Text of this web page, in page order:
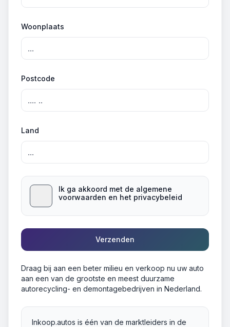
Woonplaats
Postcode
Land
Ik ga akkoord met de algemene
voorwaarden en het privacybeleid
Verzenden
Draag bij aan een beter milieu en verkoop nu uw auto
aan een van de grootste en meest duurzame
autorecycling- en demontagebedrijven in Nederland.
Inkoop.autos is één van de marktleiders in de